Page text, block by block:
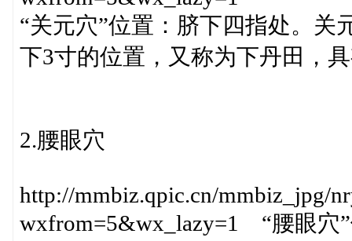
“关元穴”位置：脐下四指处。关
下3寸的位置，又称为下丹田，
2.腰眼穴
http://mmbiz.qpic.cn/mmbiz_jpg/
wxfrom=5&wx_lazy=1 “腰眼穴